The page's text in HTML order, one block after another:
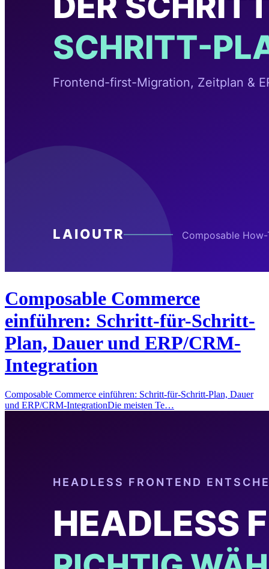
Composable Commerce
einführen: Schritt-für-Schritt-
Plan, Dauer und ERP/CRM-
Integration
Composable Commerce einführen: Schritt-für-Schritt-Plan, Dauer
und ERP/CRM-IntegrationDie meisten Te…